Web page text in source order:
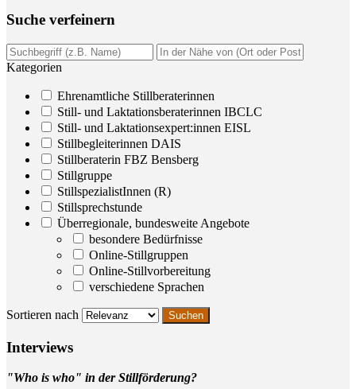
Suche ver­fei­nern
Kategorien
Ehrenamtliche Stillberaterinnen
Still- und Laktationsberaterinnen IBCLC
Still- und Laktationsexpert:innen EISL
Stillbegleiterinnen DAIS
Stillberaterin FBZ Bensberg
Stillgruppe
StillspezialistInnen (R)
Stillsprechstunde
Überregionale, bundesweite Angebote
besondere Bedürfnisse
Online-Stillgruppen
Online-Stillvorbereitung
verschiedene Sprachen
Sortieren nach
Inter­views
"Who is who" in der Stillförderung?